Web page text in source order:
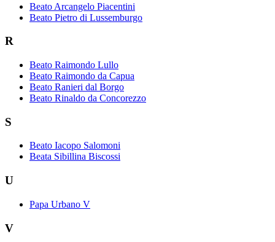
Beato Arcangelo Piacentini
Beato Pietro di Lussemburgo
R
Beato Raimondo Lullo
Beato Raimondo da Capua
Beato Ranieri dal Borgo
Beato Rinaldo da Concorezzo
S
Beato Iacopo Salomoni
Beata Sibillina Biscossi
U
Papa Urbano V
V